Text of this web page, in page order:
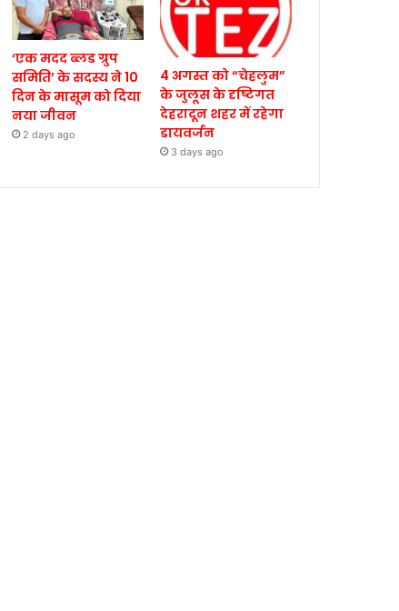
‘एक मदद ब्लड ग्रुप
समिति’ के सदस्य ने 10
दिन के मासूम को दिया
नया जीवन
2 days ago
4 अगस्त को “चेहलुम”
के जुलूस के दृष्टिगत
देहरादून शहर में रहेगा
डायवर्जन
3 days ago